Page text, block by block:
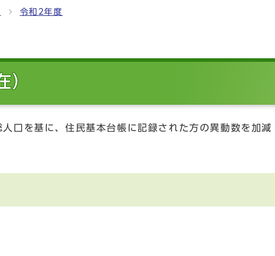
令和2年度
）
口を基に、住民基本台帳に記録された方の異動数を加減